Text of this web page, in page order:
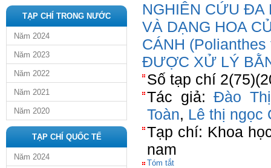
TẠP CHÍ TRONG NƯỚC
Năm 2024
Năm 2023
Năm 2022
Năm 2021
Năm 2020
TẠP CHÍ QUỐC TẾ
Năm 2024
NGHIÊN CỨU ĐA
VÀ DẠNG HOA
CÁNH
ĐƯỢC XỬ LÝ
Số tạp chí
Tác giả:Đào
Toàn, Lê thị ngọc
Tạp chí: Khoa
nam
Tóm tắt